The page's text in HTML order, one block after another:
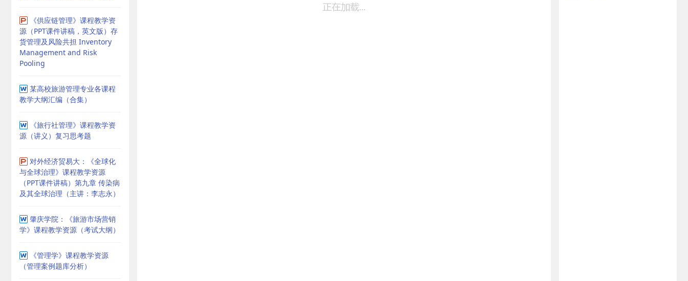
《供应链管理》课程教学资
源（PPT课件讲稿，英文版）存
货管理及风险共担 Inventory
Management and Risk
Pooling
某高校旅游管理专业各课程
教学大纲汇编（合集）
《旅行社管理》课程教学资
源（讲义）复习思考题
对外经济贸易大：《全球化
与全球治理》课程教学资源
（PPT课件讲稿）第九章 传染病
及其全球治理（主讲：李志永）
肇庆学院：《旅游市场营销
学》课程教学资源（考试大纲）
《管理学》课程教学资源
（管理案例题库分析）